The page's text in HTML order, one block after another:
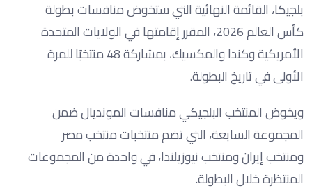
بلجيكا، القائمة النهائية التي ستخوض منافسات بطولة
كأس العالم 2026، المقرر إقامتها في الولايات المتحدة
الأمريكية وكندا والمكسيك، بمشاركة 48 منتخبًا للمرة
الأولى في تاريخ البطولة.
ويخوض المنتخب البلجيكي منافسات المونديال ضمن
المجموعة السابعة، التي تضم منتخبات منتخب مصر
ومنتخب إيران ومنتخب نيوزيلندا، في واحدة من المجموعات
المنتظرة خلال البطولة.